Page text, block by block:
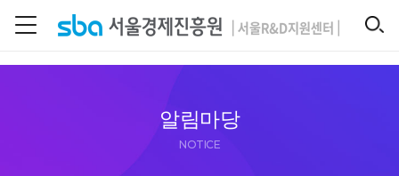
알림마당
NOTICE